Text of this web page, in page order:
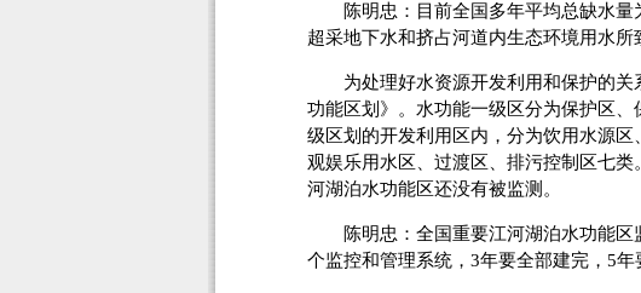
陈明忠：目前全国多年平均总缺水量
超采地下水和挤占河道内生态环境用水所
为处理好水资源开发利用和保护的关
功能区划》。水功能一级区分为保护区
级区划的开发利用区内，分为饮用水源
观娱乐用水区、过渡区、排污控制区七
河湖泊水功能区还没有被监测。
陈明忠：全国重要江河湖泊水功能区
个监控和管理系统，3年要全部建完，5年